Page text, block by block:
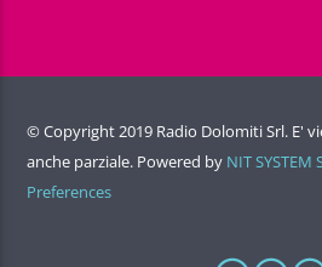
© Copyright 2019 Radio Dolomiti Srl. E'
anche parziale. Powered by NIT SYSTEM
Preferences